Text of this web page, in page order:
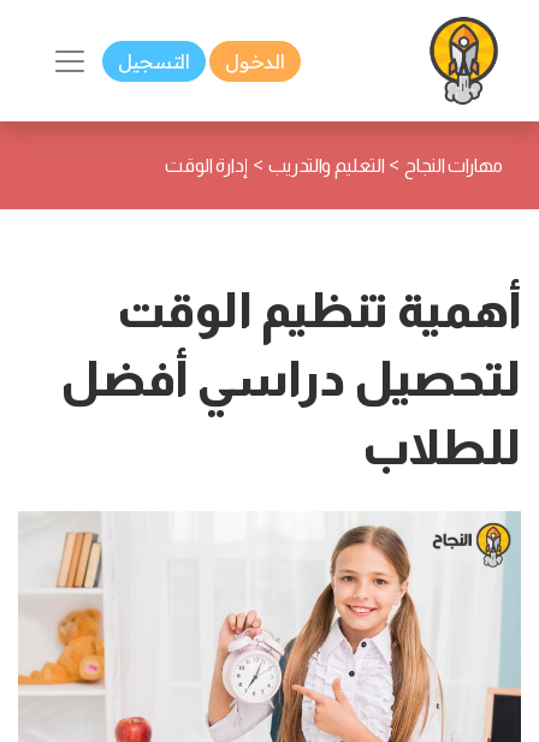
الدخول التسجيل
مهارات النجاح > التعليم والتدريب > إدارة الوقت
أهمية تنظيم الوقت
لتحصيل دراسي أفضل
للطلاب